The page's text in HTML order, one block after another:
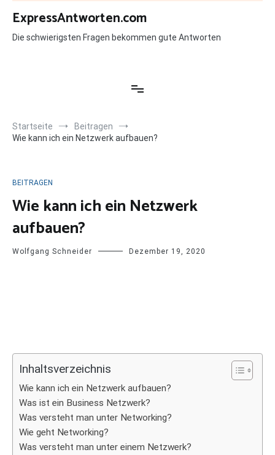
Zum
Inhalt
springen
ExpressAntworten.com
Die schwierigsten Fragen bekommen gute Antworten
Startseite
Beitragen
Wie kann ich ein Netzwerk aufbauen?
BEITRAGEN
Wie kann ich ein Netzwerk
aufbauen?
Wolfgang Schneider Dezember 19, 2020
Inhaltsverzeichnis
Wie kann ich ein Netzwerk aufbauen?
Was ist ein Business Netzwerk?
Was versteht man unter Networking?
Wie geht Networking?
Was versteht man unter einem Netzwerk?